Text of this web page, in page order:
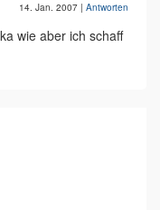
14. Jan. 2007 | Antworten
wie aber ich schaff